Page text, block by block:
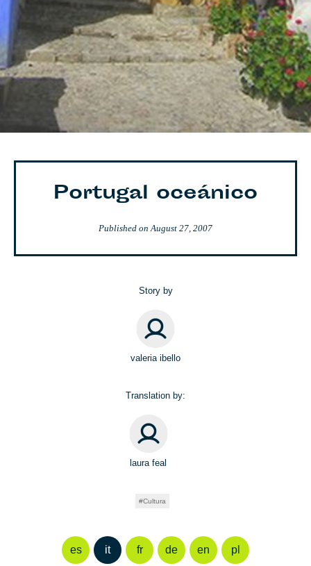
Portugal oceánico
Published onAugust 27, 2007
Story by
valeria ibello
Translation by:
laura feal
Cultura
es it fr de en pl